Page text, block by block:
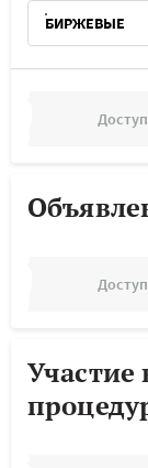
БИРЖЕВЫЕ
Участие